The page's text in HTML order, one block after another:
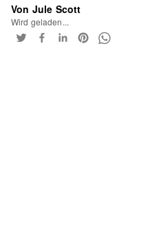
Von Jule Scott
Wird geladen...